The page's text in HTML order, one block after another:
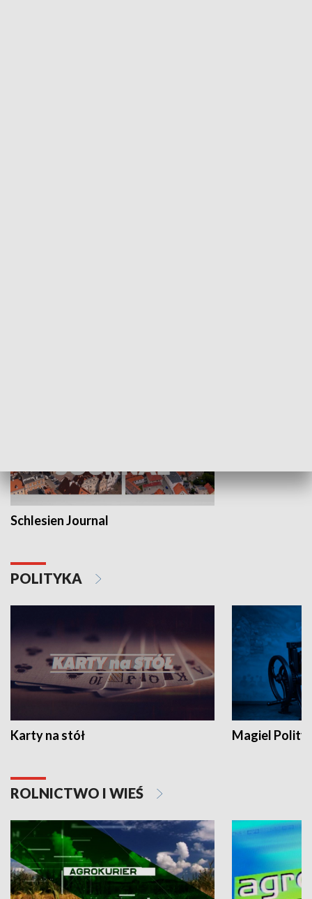
Schlesien Journal
POLITYKA
Karty na stół Magiel
ROLNICTWO I WIEŚ